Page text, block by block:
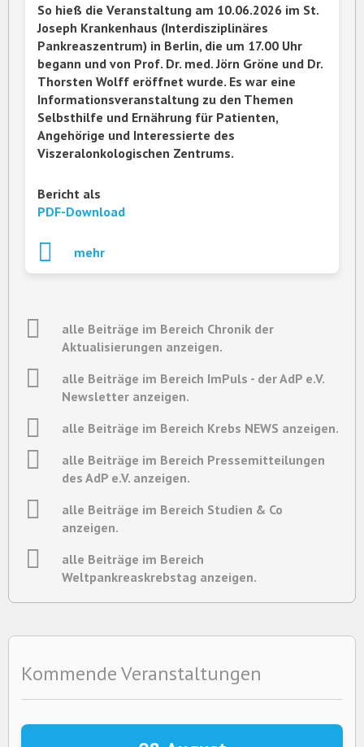
So hieß die Veranstaltung am 10.06.2026 im St.
Joseph Krankenhaus (Interdisziplinäres
Pankreaszentrum) in Berlin, die um 17.00 Uhr
begann und von Prof. Dr. med. Jörn Gröne und Dr.
Thorsten Wolff eröffnet wurde. Es war eine
Informationsveranstaltung zu den Themen
Selbsthilfe und Ernährung für Patienten,
Angehörige und Interessierte des
Viszeralonkologischen Zentrums.
Bericht als
PDF-Download
mehr
alle Beiträge im Bereich Chronik der
Aktualisierungen anzeigen.
alle Beiträge im Bereich ImPuls - der AdP e.V.
Newsletter anzeigen.
alle Beiträge im Bereich Krebs NEWS anzeigen.
alle Beiträge im Bereich Pressemitteilungen
des AdP e.V. anzeigen.
alle Beiträge im Bereich Studien & Co
anzeigen.
alle Beiträge im Bereich
Weltpankreaskrebstag anzeigen.
Kommende Veranstaltungen